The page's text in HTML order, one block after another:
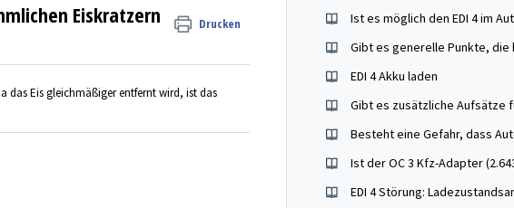
Eiskratzern
Drucken
das Eis gleichmäßiger entfernt wird, ist das
Ist es möglich den EDI 4 im
EDI 4 Akku laden
Gibt es zusätzliche Aufsätze